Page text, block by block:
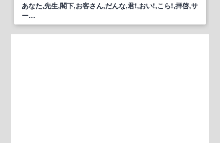
あなた,先生,閣下,お客さん,だんな,君!,おい!,こら!,拝啓,サ
ー…